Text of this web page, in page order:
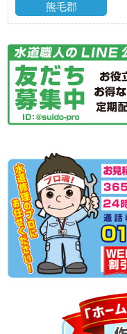
熊毛郡